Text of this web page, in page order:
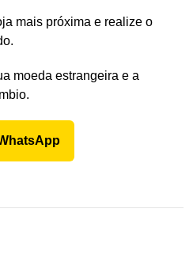
mais próxima e realize o
moeda estrangeira e a